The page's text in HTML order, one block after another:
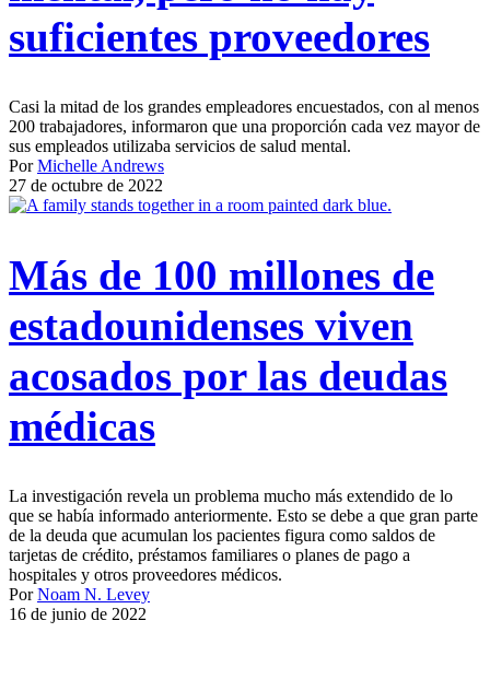
suficientes proveedores
Casi la mitad de los grandes empleadores encuestados, con al menos
200 trabajadores, informaron que una proporción cada vez mayor de
sus empleados utilizaba servicios de salud mental.
PorMichelle Andrews
27 de octubre de 2022
Más de 100 millones de
estadounidenses viven
acosados por las deudas
médicas
La investigación revela un problema mucho más extendido de lo
que se había informado anteriormente. Esto se debe a que gran parte
de la deuda que acumulan los pacientes figura como saldos de
tarjetas de crédito, préstamos familiares o planes de pago a
hospitales y otros proveedores médicos.
PorNoam N. Levey
16 de junio de 2022